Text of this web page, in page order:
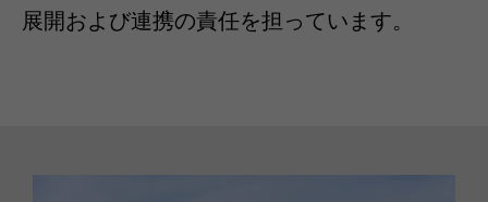
展開および連携の責任を担っています。